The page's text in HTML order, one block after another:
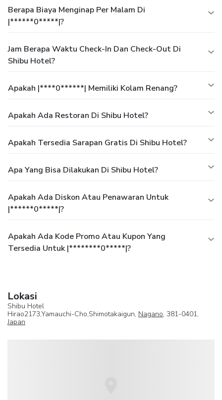
Berapa Biaya Menginap Per Malam Di
|******0*****|?
Jam Berapa Waktu Check-In Dan Check-Out Di
Shibu Hotel?
Apakah |****0******| Memiliki Kolam Renang?
Apakah Ada Restoran Di Shibu Hotel?
Apakah Tersedia Sarapan Gratis Di Shibu Hotel?
Apa Yang Bisa Dilakukan Di Shibu Hotel?
Apakah Ada Diskon Atau Penawaran Untuk
|******0*****|?
Apakah Ada Kode Promo Atau Kupon Yang
Tersedia Untuk |********0*****|?
Lokasi
Shibu Hotel
Hirao2173,Yamauchi-Cho,Shimotakaigun, Nagano, 381-0401,
Japan